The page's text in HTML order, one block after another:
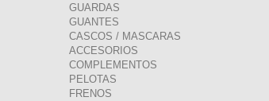
GUARDAS
GUANTES
CASCOS / MASCARAS
ACCESORIOS
COMPLEMENTOS
PELOTAS
FRENOS